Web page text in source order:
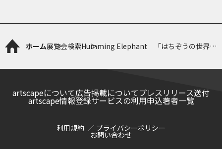
ホーム展覧会検索Humming Elephant 「はちぞうの世界」
artscapeについて広告掲載についてプレスリリース送付
artscape情報登録サービスの利用申込著者一覧
利用規約 プライバシーポリシー
お問い合わせ